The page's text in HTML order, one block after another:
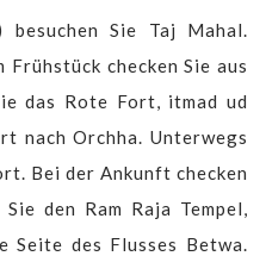
Sie Taj Mahal.
Frühstück checken Sie aus
das Rote Fort, itmad ud
nach Orchha. Unterwegs
Bei der Ankunft checken
den Ram Raja Tempel,
Seite des Flusses Betwa.